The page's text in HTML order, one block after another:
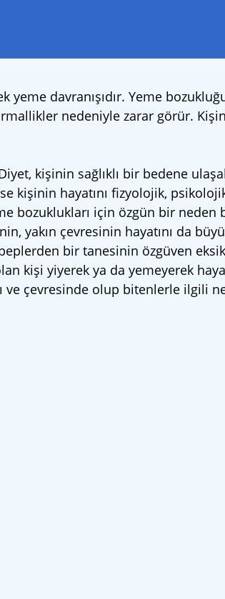
yeme davranışıdır. Yeme
nedeniyle zarar görür.
kişinin sağlıklı bir bedene
kişinin hayatını fizyolojik,
bozuklukları için özgün bir
yakın çevresinin hayatını da
bir tanesinin özgüven
kişi yiyerek ya da yemeyerek
ve çevresinde olup bitenlerle ilgili